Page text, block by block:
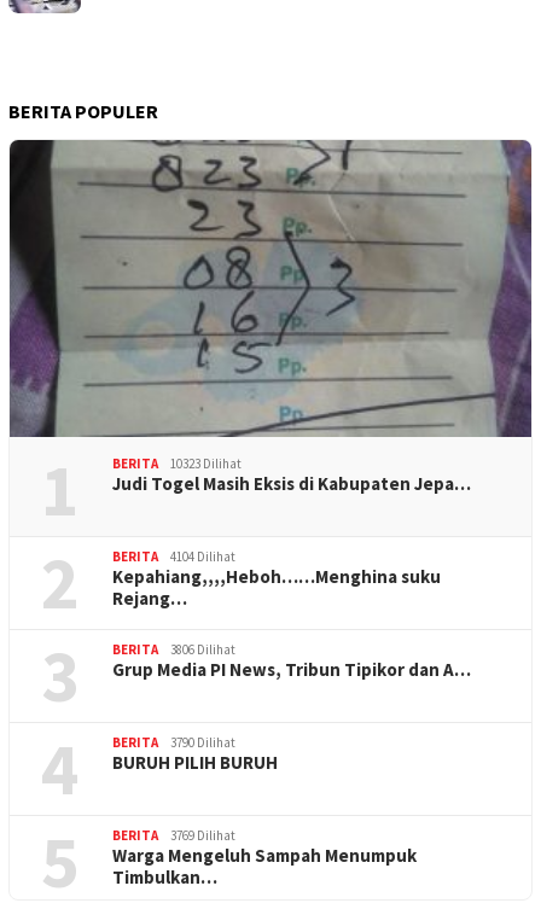
BERITA POPULER
1 BERITA 10323 Dilihat
Judi Togel Masih Eksis di Kabupaten Jepa…
2 BERITA 4104 Dilihat
Kepahiang,,,,Heboh……Menghina suku
Rejang…
3 BERITA 3806 Dilihat
Grup Media PI News, Tribun Tipikor dan A…
4 BERITA 3790 Dilihat
BURUH PILIH BURUH
5 BERITA 3769 Dilihat
Warga Mengeluh Sampah Menumpuk
Timbulkan…